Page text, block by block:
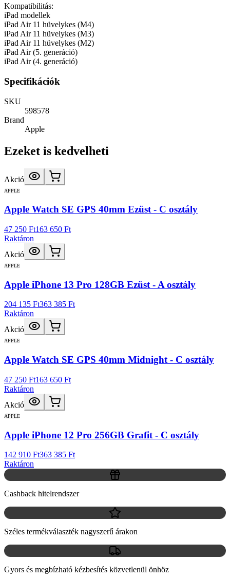
Kompatibilitás:
iPad modellek
iPad Air 11 hüvelykes (M4)
iPad Air 11 hüvelykes (M3)
iPad Air 11 hüvelykes (M2)
iPad Air (5. generáció)
iPad Air (4. generáció)
Specifikációk
SKU
598578
Brand
Apple
Ezeket is kedvelheti
Akció
APPLE
Apple Watch SE GPS 40mm Ezüst - C osztály
47 250 Ft163 650 Ft
Raktáron
Akció
APPLE
Apple iPhone 13 Pro 128GB Ezüst - A osztály
204 135 Ft363 385 Ft
Raktáron
Akció
APPLE
Apple Watch SE GPS 40mm Midnight - C osztály
47 250 Ft163 650 Ft
Raktáron
Akció
APPLE
Apple iPhone 12 Pro 256GB Grafit - C osztály
142 910 Ft363 385 Ft
Raktáron
Cashback hitelrendszer
Széles termékválaszték nagyszerű árakon
Gyors és megbízható kézbesítés közvetlenül önhöz